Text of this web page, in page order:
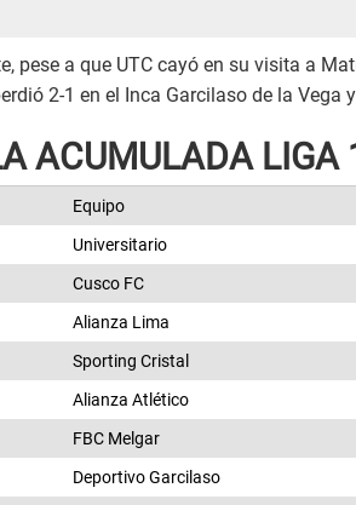
pese a que UTC cayó en su visita a
2-1 en el Inca Garcilaso de la Vega y
ACUMULADA LIGA
Equipo
Universitario
Cusco FC
Alianza Lima
Sporting Cristal
Alianza Atlético
FBC Melgar
Deportivo Garcilaso